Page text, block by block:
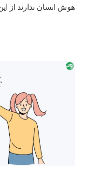
هوش انسان ندارند از